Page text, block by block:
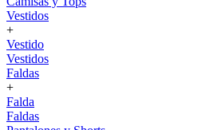
Vestidos
+
Vestido
Vestidos
Faldas
+
Falda
Faldas